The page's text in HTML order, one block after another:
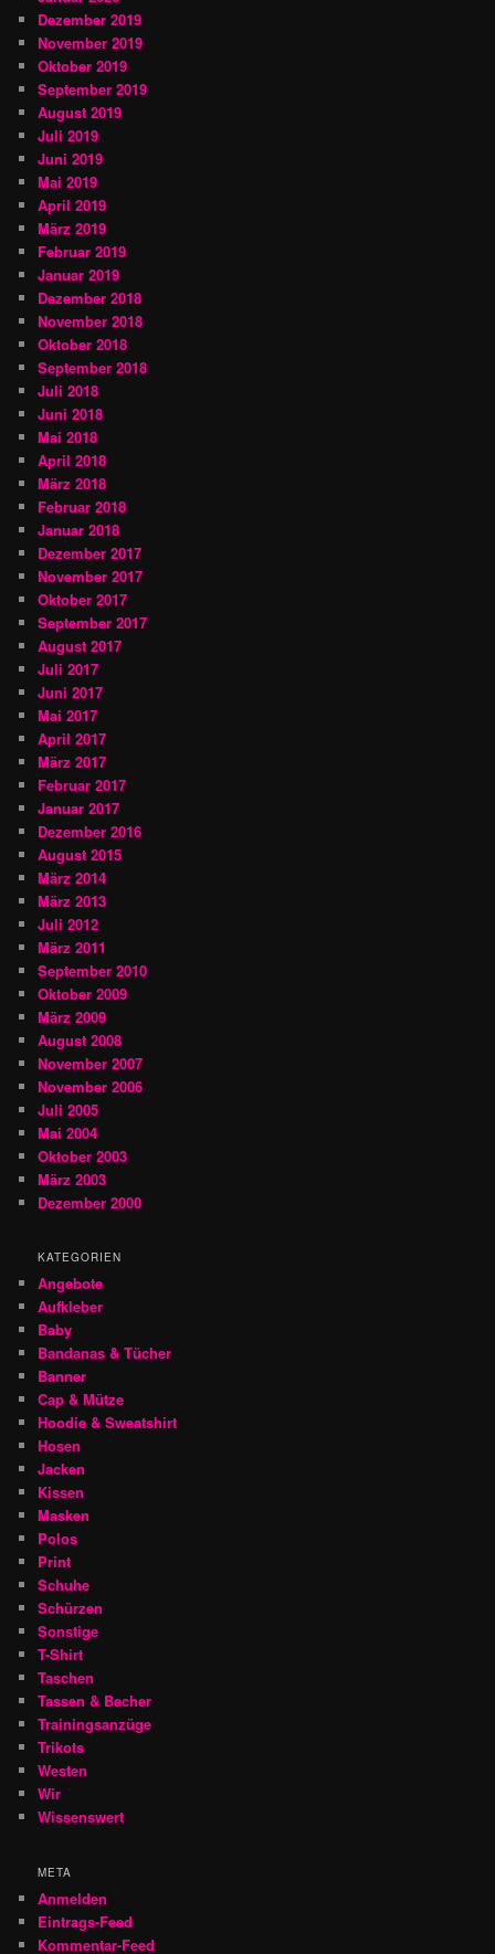
Dezember 2019
November 2019
Oktober 2019
September 2019
August 2019
Juli 2019
Juni 2019
Mai 2019
April 2019
März 2019
Februar 2019
Januar 2019
Dezember 2018
November 2018
Oktober 2018
September 2018
Juli 2018
Juni 2018
Mai 2018
April 2018
März 2018
Februar 2018
Januar 2018
Dezember 2017
November 2017
Oktober 2017
September 2017
August 2017
Juli 2017
Juni 2017
Mai 2017
April 2017
März 2017
Februar 2017
Januar 2017
Dezember 2016
August 2015
März 2014
März 2013
Juli 2012
März 2011
September 2010
Oktober 2009
März 2009
August 2008
November 2007
November 2006
Juli 2005
Mai 2004
Oktober 2003
März 2003
Dezember 2000
KATEGORIEN
Angebote
Aufkleber
Baby
Bandanas & Tücher
Banner
Cap & Mütze
Hoodie & Sweatshirt
Hosen
Jacken
Kissen
Masken
Polos
Print
Schuhe
Schürzen
Sonstige
T-Shirt
Taschen
Tassen & Becher
Trainingsanzüge
Trikots
Westen
Wir
Wissenswert
META
Anmelden
Eintrags-Feed
Kommentar-Feed